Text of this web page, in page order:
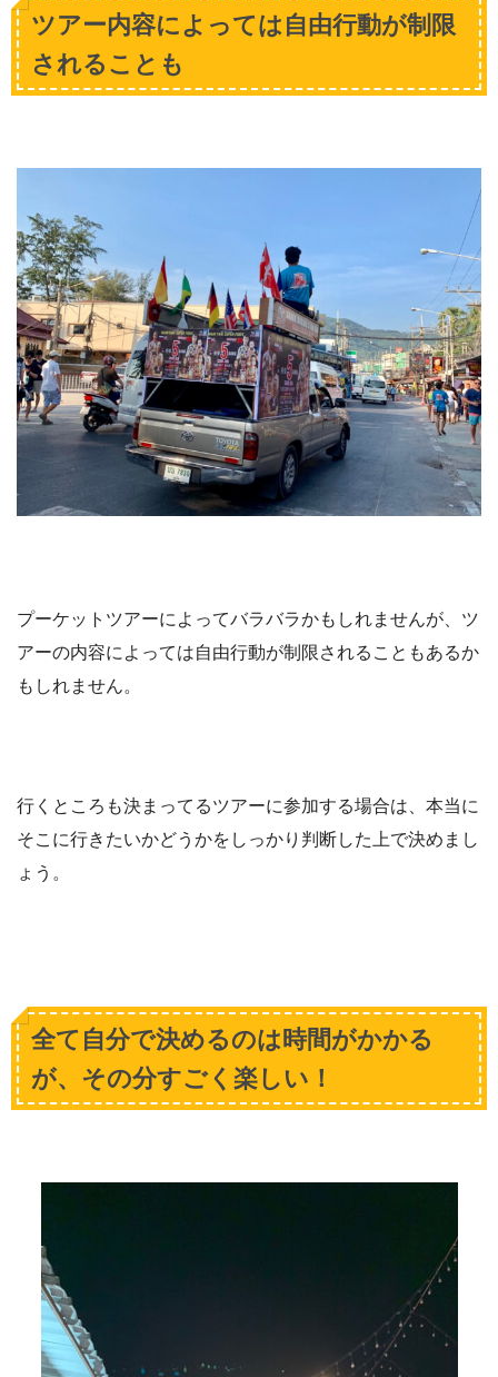
ツアー内容によっては自由行動が制限
されることも
プーケットツアーによってバラバラかもしれませんが、ツ
アーの内容によっては自由行動が制限されることもあるか
もしれません。
行くところも決まってるツアーに参加する場合は、本当に
そこに行きたいかどうかをしっかり判断した上で決めまし
ょう。
全て自分で決めるのは時間がかかる
が、その分すごく楽しい！